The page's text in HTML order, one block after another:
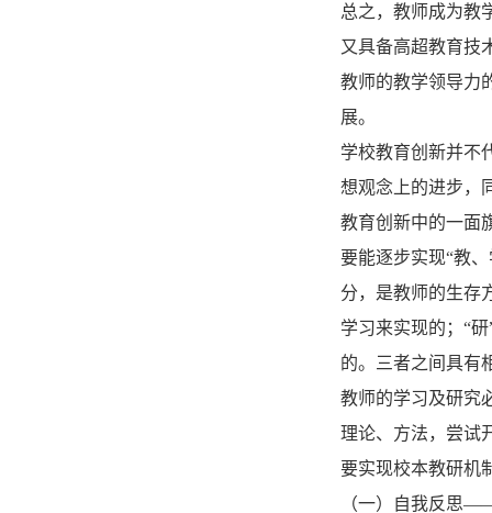
总之，教师成为教
又具备高超教育技
教师的教学领导力
展。
学校教育创新并不
想观念上的进步，
教育创新中的一面
要能逐步实现“教
分，是教师的生存
学习来实现的；“
的。三者之间具有
教师的学习及研究
理论、方法，尝试
要实现校本教研机
（一）自我反思